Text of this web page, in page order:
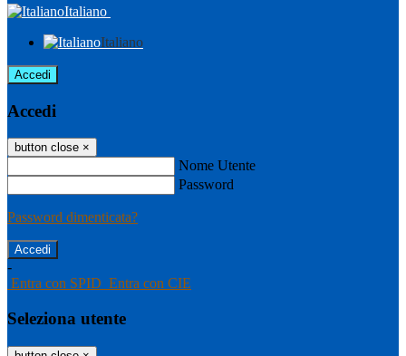
Italiano
Italiano
Accedi
Accedi
button close ×
Nome Utente
Password
Password dimenticata?
-
Entra con SPID Entra con CIE
Seleziona utente